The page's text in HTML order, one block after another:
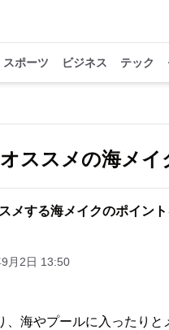
スポーツ ビジネス テック
ススメの海メイ
メする海メイクのポイン
月2日 13:50
、海やプールに入ったり